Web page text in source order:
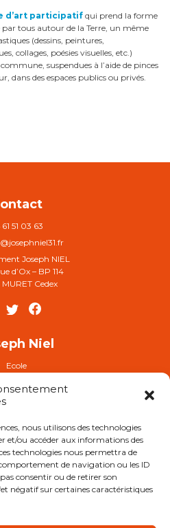
nous utilisons des technologies
et/ou accéder aux informations des
technologies nous permettra de
de navigation ou les ID
consentir ou de retirer son
négatif sur certaines caractéristiques
d’art participatifqui prend la forme
tous autour de la Terre, un même
(dessins, peintures,
collages, poésies visuelles, etc.)
suspendues à l’aide de pinces
dans des espaces publics ou privés.
51 03 63
Joseph NIEL
d’Ox – BP 114
Cedex
Niel
Ecole
établissement
FAQ
d’inscription